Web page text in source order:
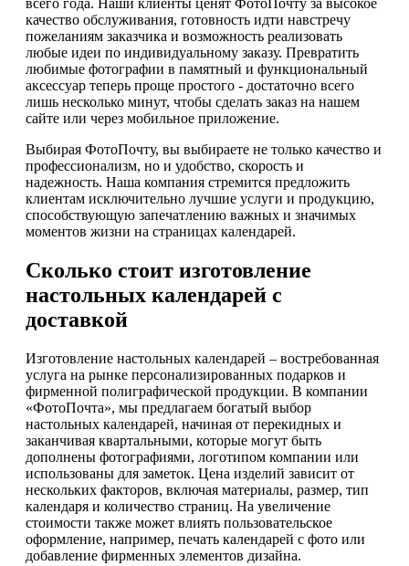
всего года. Наши клиенты ценят ФотоПочту за высокое
качество обслуживания, готовность идти навстречу
пожеланиям заказчика и возможность реализовать
любые идеи по индивидуальному заказу. Превратить
любимые фотографии в памятный и функциональный
аксессуар теперь проще простого - достаточно всего
лишь несколько минут, чтобы сделать заказ на нашем
сайте или через мобильное приложение.
Выбирая ФотоПочту, вы выбираете не только качество и
профессионализм, но и удобство, скорость и
надежность. Наша компания стремится предложить
клиентам исключительно лучшие услуги и продукцию,
способствующую запечатлению важных и значимых
моментов жизни на страницах календарей.
Сколько стоит изготовление
настольных календарей с
доставкой
Изготовление настольных календарей – востребованная
услуга на рынке персонализированных подарков и
фирменной полиграфической продукции. В компании
«ФотоПочта», мы предлагаем богатый выбор
настольных календарей, начиная от перекидных и
заканчивая квартальными, которые могут быть
дополнены фотографиями, логотипом компании или
использованы для заметок. Цена изделий зависит от
нескольких факторов, включая материалы, размер, тип
календаря и количество страниц. На увеличение
стоимости также может влиять пользовательское
оформление, например, печать календарей с фото или
добавление фирменных элементов дизайна.